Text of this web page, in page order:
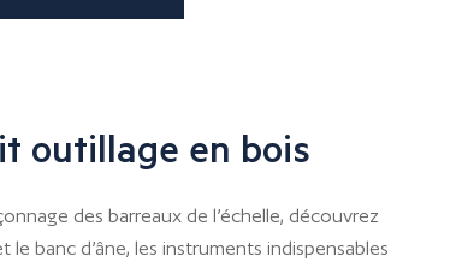
outillage en bois
des barreaux de l’échelle, découvrez
le banc d’âne, les instruments indispensables